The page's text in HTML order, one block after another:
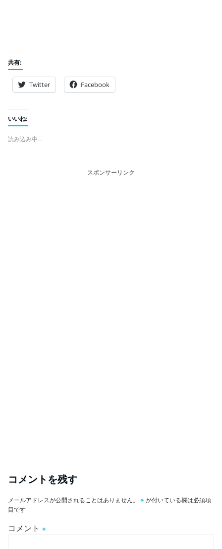
共有:
Twitter Facebook
いいね:
読み込み中…
スポンサーリンク
コメントを残す
メールアドレスが公開されることはありません。 ※ が付いている欄は必須項
目です
コメント ※